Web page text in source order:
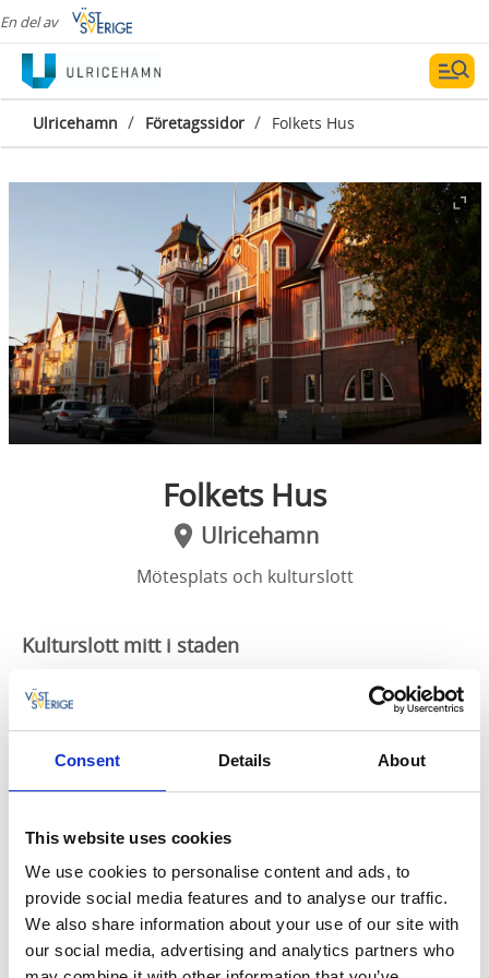
Consent Details About
This website uses cookies
We use cookies to personalise content and ads, to
provide social media features and to analyse our traffic.
We also share information about your use of our site with
our social media, advertising and analytics partners who
En del av
Ulricehamn / Företagssidor / Folkets Hus
Folkets Hus
Ulricehamn
Mötesplats och kulturslott
Kulturslott mitt i staden
På Folkets Hus kan du se konserter, opera- och
teaterföreställningar och biofilmer. Sekelskifteshuset
är över 100 år gammalt och är en av de vackraste
byggnaderna i Ulricehamn. Huset har i största möjliga
mån bevarats som det en gång byggdes, och
hus.
Biograf i sekelskift
Folkets Hus är Ulricehamns stad lokala bio. I den
anrika byggnaden blir filmupplevelsen något utöver